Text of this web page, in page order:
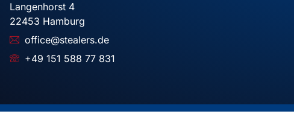
Langenhorst 4
22453 Hamburg
office@stealers.de
+49 151 588 77 831